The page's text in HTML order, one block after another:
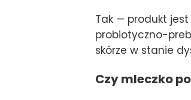
Tak — produkt
probiotyczno-
skórze w stanie
Czy mleczko